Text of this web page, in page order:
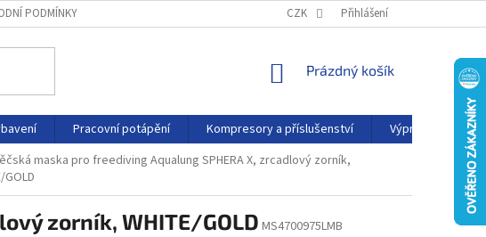
PODMÍNKY PODMÍNKY OCHRANY OSOBNÍCH ÚDAJŮ KONTAKTY
CZK Přihlášení
NÁKUPNÍ
Prázdný košík
Pracovní potápění Kompresory a příslušenství Výprodej
maska pro freediving Aqualung SPHERA X, zrcadlový zorník,
GOLD
zorník, WHITE/GOLDMS4700975LMB